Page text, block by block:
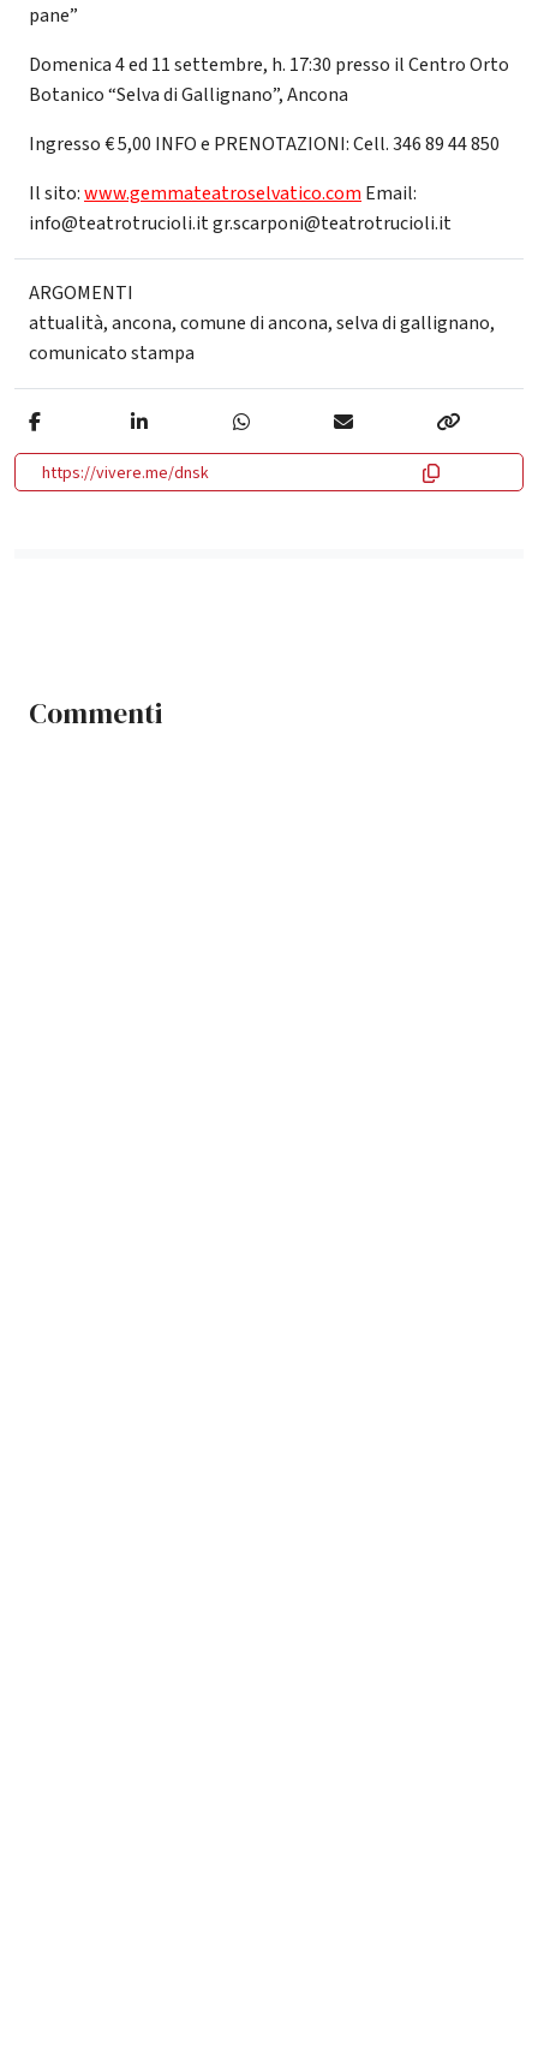
pane”
Domenica 4 ed 11 settembre, h. 17:30 presso il Centro Orto
Botanico “Selva di Gallignano”, Ancona
Ingresso € 5,00 INFO e PRENOTAZIONI: Cell. 346 89 44 850
Il sito:www.gemmateatroselvatico.com Email:
info@teatrotrucioli.it gr.scarponi@teatrotrucioli.it
ARGOMENTI
attualità,ancona,comune di ancona,selva di gallignano,
comunicato stampa
https://vivere.me/dnsk
Commenti